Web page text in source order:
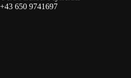
+43 650 9741697